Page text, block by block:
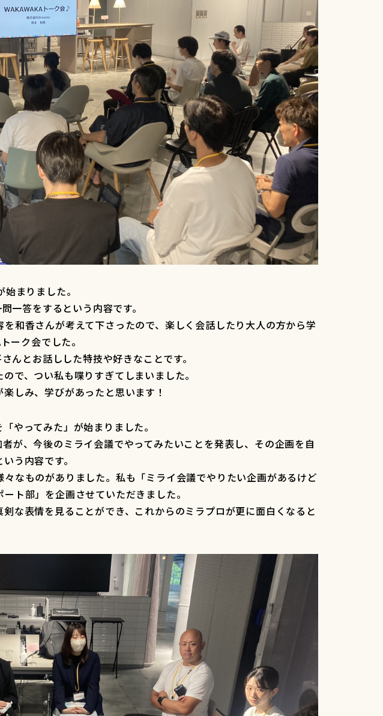
まりました。
一答をするという内容です。
和香さんが考えて下さったので、楽しく会話したり大人の方から学
ーク会でした。
んとお話しした特技や好きなことです。
で、つい私も喋りすぎてしまいました。
しみ、学びがあったと思います！
やってみた」が始まりました。
が、今後のミライ会議でやってみたいことを発表し、その企画を自
う内容です。
なものがありました。私も「ミライ会議でやりたい企画があるけど
ト部」を企画させていただきました。
な表情を見ることができ、これからのミラプロが更に面白くなると